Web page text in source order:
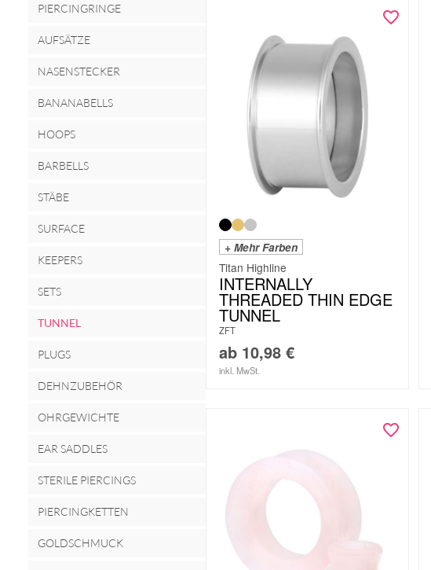
PIERCINGRINGE
AUFSÄTZE
NASENSTECKER
BANANABELLS
HOOPS
BARBELLS
STÄBE
SURFACE
KEEPERS
SETS
TUNNEL
PLUGS
DEHNZUBEHÖR
OHRGEWICHTE
EAR SADDLES
STERILE PIERCINGS
PIERCINGKETTEN
GOLDSCHMUCK
+ Mehr Farben
Titan Highline
INTERNALLY
THREADED THIN EDGE
TUNNEL
ZFT
ab 10,98 €
inkl. MwSt.